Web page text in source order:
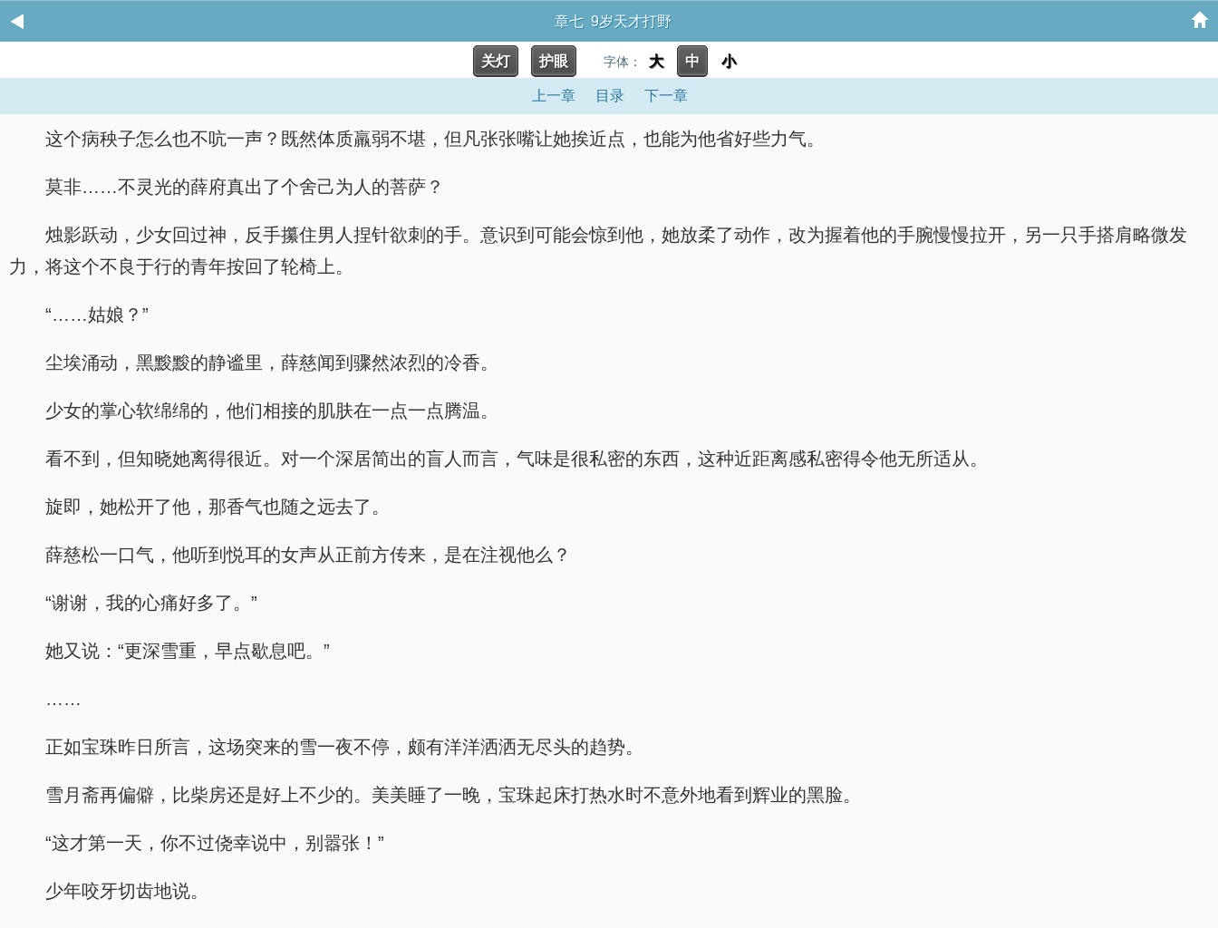
章七 9岁天才打野
关灯 护眼 字体： 大 中 小
上一章 目录 下一章
这个病秧子怎么也不吭一声？既然体质羸弱不堪，但凡张张嘴让她挨近点，也能为他省好些力气。
莫非……不灵光的薛府真出了个舍己为人的菩萨？
烛影跃动，少女回过神，反手攥住男人捏针欲刺的手。意识到可能会惊到他，她放柔了动作，改为握着他的手腕慢慢拉开，另一只手搭肩略微发
力，将这个不良于行的青年按回了轮椅上。
“……姑娘？”
尘埃涌动，黑黢黢的静谧里，薛慈闻到骤然浓烈的冷香。
少女的掌心软绵绵的，他们相接的肌肤在一点一点腾温。
看不到，但知晓她离得很近。对一个深居简出的盲人而言，气味是很私密的东西，这种近距离感私密得令他无所适从。
旋即，她松开了他，那香气也随之远去了。
薛慈松一口气，他听到悦耳的女声从正前方传来，是在注视他么？
“谢谢，我的心痛好多了。”
她又说：“更深雪重，早点歇息吧。”
……
正如宝珠昨日所言，这场突来的雪一夜不停，颇有洋洋洒洒无尽头的趋势。
雪月斋再偏僻，比柴房还是好上不少的。美美睡了一晚，宝珠起床打热水时不意外地看到辉业的黑脸。
“这才第一天，你不过侥幸说中，别嚣张！”
少年咬牙切齿地说。